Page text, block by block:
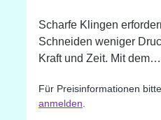
Scharfe Klingen
Schneiden weniger
Kraft und Zeit. Mit dem
Handumdrehen stumpfe
schärfen. Die
Für Preisinformationen
anmelden